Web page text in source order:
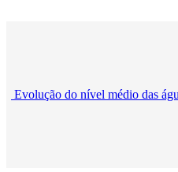
Evolução do nível médio das